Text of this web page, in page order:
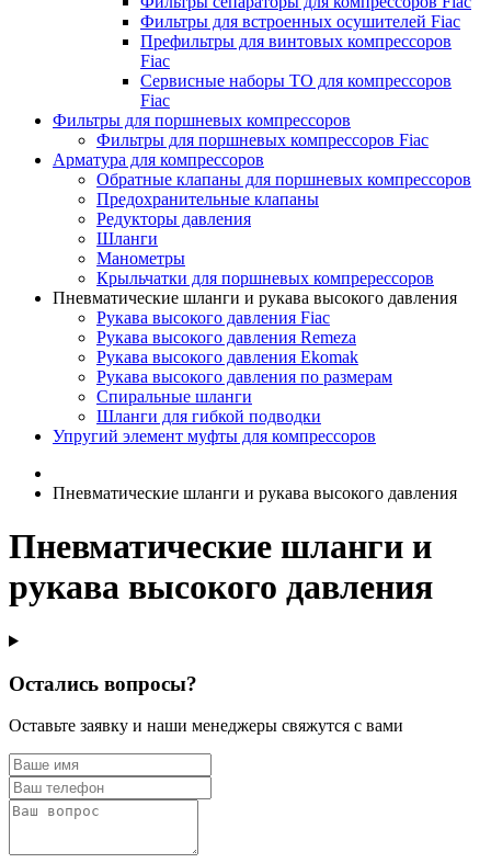
Фильтры для встроенных осушителей Fiac
Префильтры для винтовых компрессоров
Fiac
Сервисные наборы ТО для компрессоров
Fiac
Фильтры для поршневых компрессоров
Фильтры для поршневых компрессоров Fiac
Арматура для компрессоров
Обратные клапаны для поршневых компрессоров
Предохранительные клапаны
Редукторы давления
Шланги
Манометры
Крыльчатки для поршневых компререссоров
Пневматические шланги и рукава высокого давления
Рукава высокого давления Fiac
Рукава высокого давления Remeza
Рукава высокого давления Ekomak
Рукава высокого давления по размерам
Спиральные шланги
Шланги для гибкой подводки
Упругий элемент муфты для компрессоров
Пневматические шланги и рукава высокого давления
Пневматические шланги и
рукава высокого давления
Остались вопросы?
Оставьте заявку и наши менеджеры свяжутся с вами